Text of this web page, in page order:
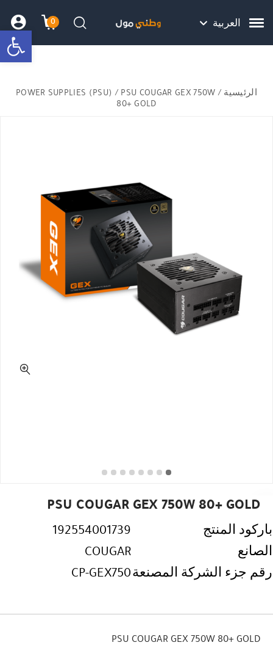
هل نزلت التطبيق ليصلك كل جديد ؟
العربية 0
עגלתחיפוש
الرئيسية /
POWER SUPPLIES (PSU) / PSU COUGAR GEX 750W
80+ GOLD
PSU COUGAR GEX 750W 80+ GOLD
باركود المنتج
192554001739
الصانع
COUGAR
رقم جزء الشركة المصنعةCP-GEX750
PSU COUGAR GEX 750W 80+ GOLD